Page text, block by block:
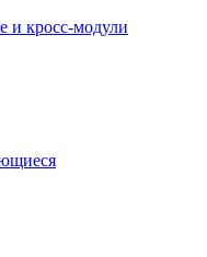
и кросс-модули